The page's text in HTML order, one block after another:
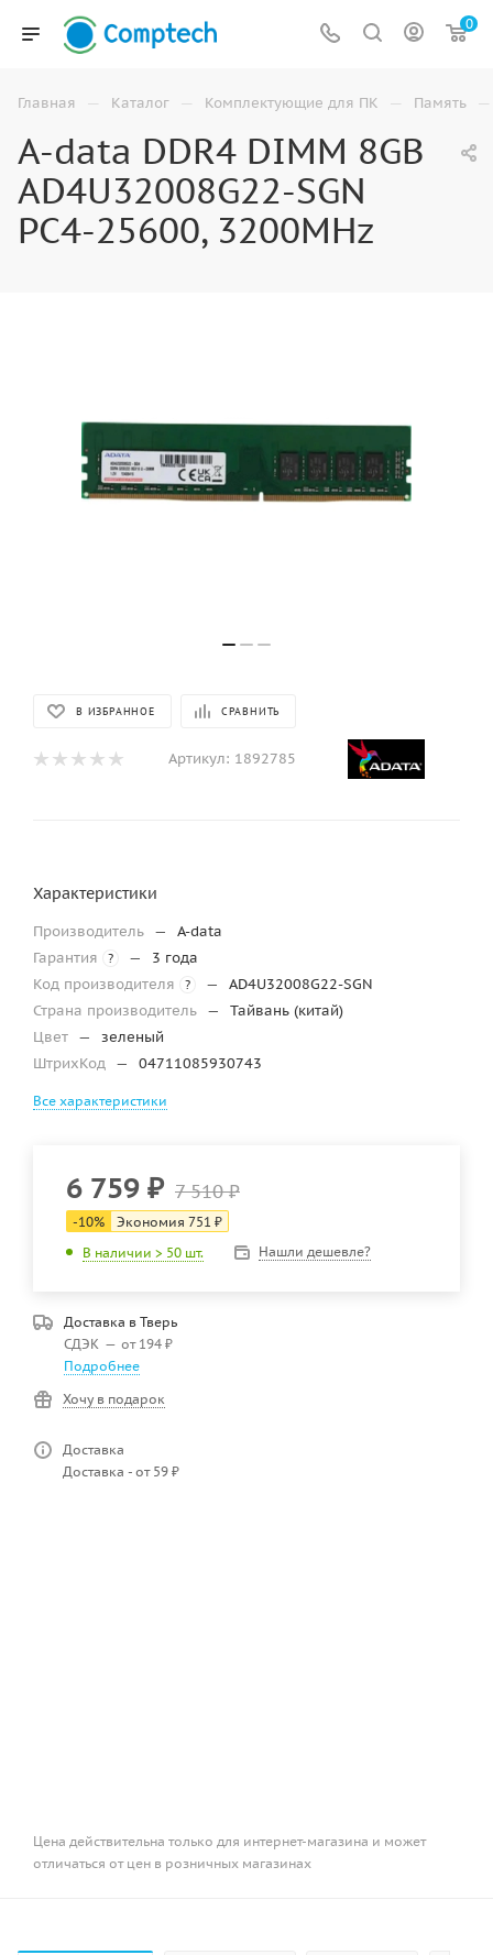
0
Главная — Каталог — Комплектующие для ПК — Память —
A-data DDR4 DIMM 8GB
AD4U32008G22-SGN
PC4-25600, 3200MHz
В ИЗБРАННОЕ СРАВНИТЬ
Артикул: 1892785
Характеристики
Производитель —
A-data
Гарантия
? —
3 года
Код производителя
? —
AD4U32008G22-SGN
Страна производитель —
Тайвань (китай)
Цвет —
зеленый
ШтрихКод — 04711085930743
Все характеристики
6 759 ₽ 7 510₽
-10% Экономия 751 ₽
В наличии > 50 шт.
Нашли дешевле?
Доставка в Тверь
СДЭК — от 194 ₽
Подробнее
Хочу в подарок
Доставка
Доставка - от 59 ₽
Цена действительна только для интернет-магазина и может
отличаться от цен в розничных магазинах